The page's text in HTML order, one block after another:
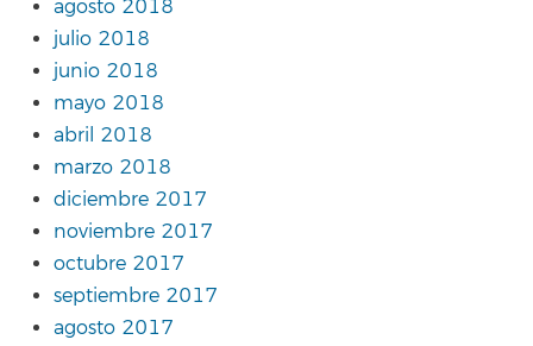
agosto 2018
julio 2018
junio 2018
mayo 2018
abril 2018
marzo 2018
diciembre 2017
noviembre 2017
octubre 2017
septiembre 2017
agosto 2017